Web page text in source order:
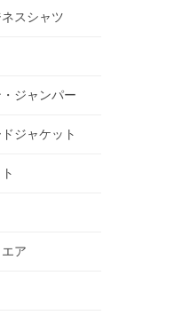
スシャツ
ジャンパー
ジャケット
ア